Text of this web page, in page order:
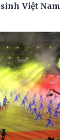
Việt Nam